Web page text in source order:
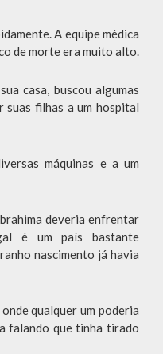
A equipe médica
de morte era muito alto.
casa, buscou algumas
suas filhas a um hospital
máquinas e a um
deveria enfrentar
é um país bastante
nascimento já havia
qualquer um poderia
falando que tinha tirado